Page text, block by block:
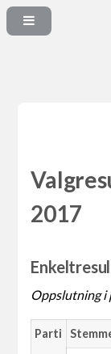
2017
Oppslutning i
Parti